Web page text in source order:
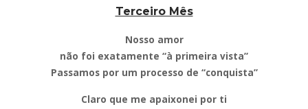
Terceiro Mês
Nosso amor
não foi exatamente “à primeira vista”
Passamos por um processo de “conquista”
Claro que me apaixonei por ti